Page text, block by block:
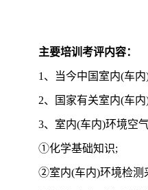
主要培训考评内容：
1、当今中国室内(车
2、国家有关室内(车内
3、室内(车内)环境空
①化学基础知识;
②室内(车内)环境检测